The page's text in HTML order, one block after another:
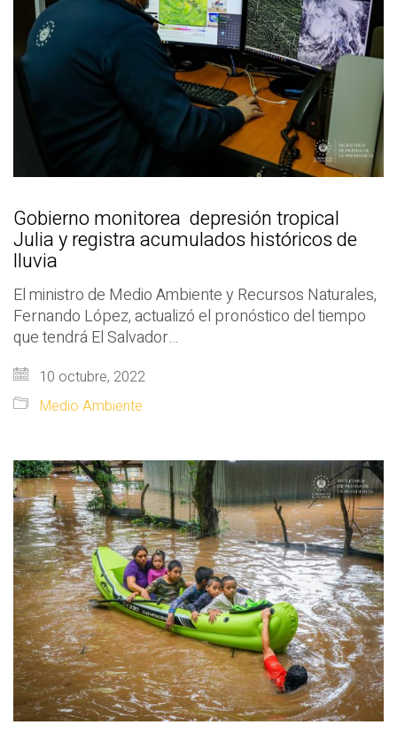
Gobierno monitorea depresión tropical
Julia y registra acumulados históricos de
lluvia
El ministro de Medio Ambiente y Recursos Naturales,
Fernando López, actualizó el pronóstico del tiempo
que tendrá El Salvador…
10 octubre, 2022
Medio Ambiente